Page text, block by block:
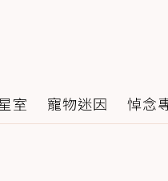
室 寵物迷因 悼念